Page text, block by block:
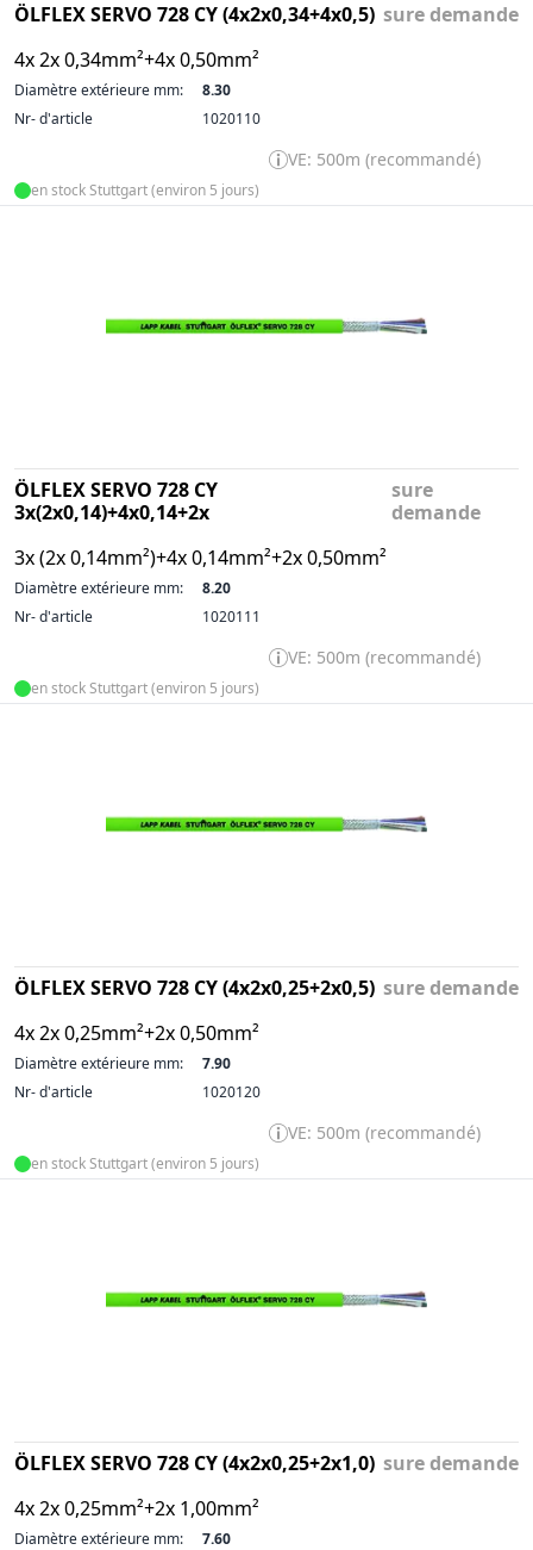
ÖLFLEX SERVO 728 CY (4x2x0,34+4x0,5)
4x 2x 0,34mm²+4x 0,50mm²
sure demande
Diamètre extérieure mm:
8.30
Nr- d'article
1020110
VE: 500m (recommandé)
en stock Stuttgart (environ 5 jours)
ÖLFLEX SERVO 728 CY
3x(2x0,14)+4x0,14+2x
3x (2x 0,14mm²)+4x 0,14mm²+2x 0,50mm²
sure
demande
Diamètre extérieure mm:
8.20
Nr- d'article
1020111
VE: 500m (recommandé)
en stock Stuttgart (environ 5 jours)
ÖLFLEX SERVO 728 CY (4x2x0,25+2x0,5)
4x 2x 0,25mm²+2x 0,50mm²
sure demande
Diamètre extérieure mm:
7.90
Nr- d'article
1020120
VE: 500m (recommandé)
en stock Stuttgart (environ 5 jours)
ÖLFLEX SERVO 728 CY (4x2x0,25+2x1,0)
4x 2x 0,25mm²+2x 1,00mm²
sure demande
Diamètre extérieure mm:
7.60